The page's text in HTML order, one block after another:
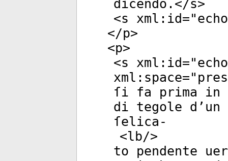
dicendo.</s>
<s xml:id="
</p>
<p>
<s xml:id="
xml:space="
ſi fa prima in
di tegole d’un
ſelica-
<lb/>
to pendente